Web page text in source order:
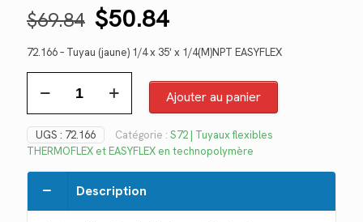
$69.84 Le
prix
initial
était :
$69.84.
$50.84Le
prix
actuel
est :
$50.84.
72.166 – Tuyau (jaune) 1/4 x 35′ x 1/4(M)NPT EASYFLEX
Ajouter au panier
UGS : 72.166 Catégorie : S72 | Tuyaux flexibles
THERMOFLEX et EASYFLEX en technopolymère
Description